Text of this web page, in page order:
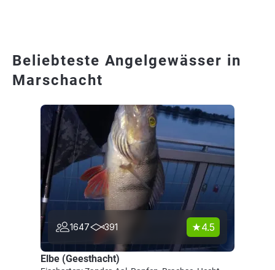
Beliebteste Angelgewässer in
Marschacht
1647 391 4.5
Elbe (Geesthacht)